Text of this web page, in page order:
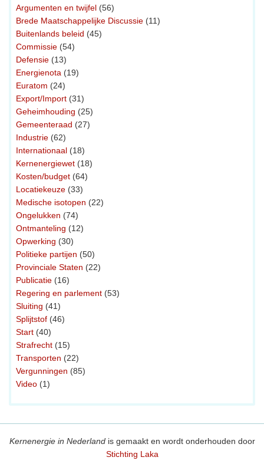
Argumenten en twijfel (56)
Brede Maatschappelijke Discussie (11)
Buitenlands beleid (45)
Commissie (54)
Defensie (13)
Energienota (19)
Euratom (24)
Export/Import (31)
Geheimhouding (25)
Gemeenteraad (27)
Industrie (62)
Internationaal (18)
Kernenergiewet (18)
Kosten/budget (64)
Locatiekeuze (33)
Medische isotopen (22)
Ongelukken (74)
Ontmanteling (12)
Opwerking (30)
Politieke partijen (50)
Provinciale Staten (22)
Publicatie (16)
Regering en parlement (53)
Sluiting (41)
Splijtstof (46)
Start (40)
Strafrecht (15)
Transporten (22)
Vergunningen (85)
Video (1)
Kernenergie in Nederlandis gemaakt en wordt onderhouden door
Stichting Laka